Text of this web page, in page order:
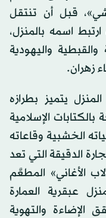
قبل أن تنتقل
اسمه بالمنزل،
واليهودية
زهران.
يتميز بطرازه
بالكتابات الإسلامية
الخشبية وقاعاته
الدقيقة التي تعد
الأغاني» المطعَّم
عبقرية العمارة
الإضاءة والتهوية